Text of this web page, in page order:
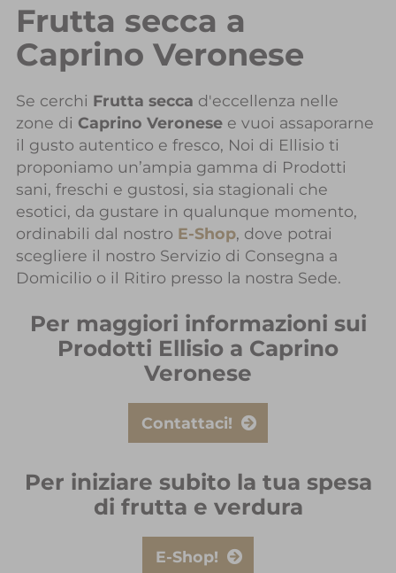
Frutta secca a
Caprino Veronese
Se cerchi Frutta secca d'eccellenza nelle
zone di Caprino Veronesee vuoi assaporarne
il gusto autentico e fresco, Noi di Ellisio ti
proponiamo un’ampia gamma di Prodotti
sani, freschi e gustosi, sia stagionali che
esotici, da gustare in qualunque momento,
ordinabili dal nostro E-Shop, dove potrai
scegliere il nostro Servizio di Consegna a
Domicilio o il Ritiro presso la nostra Sede.
Per maggiori informazioni sui
Prodotti Ellisio a Caprino
Veronese
Contattaci!
Per iniziare subito la tua spesa
di frutta e verdura
E-Shop!